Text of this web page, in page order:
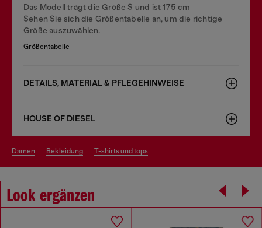
Das Modell trägt die Größe S und ist 175 cm
Sehen Sie sich die Größentabelle an, um die richtige
Größe auszuwählen.
Größentabelle
DETAILS, MATERIAL & PFLEGEHINWEISE
HOUSE OF DIESEL
damen bekleidung t-shirts und tops
Look ergänzen